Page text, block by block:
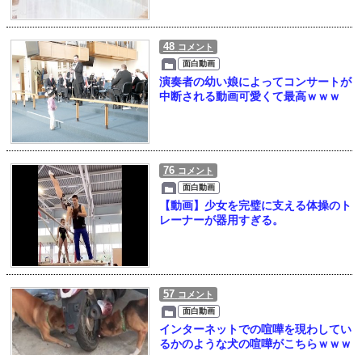
48 コメント
面白動画
演奏者の幼い娘によってコンサートが
中断される動画可愛くて最高ｗｗｗ
76 コメント
面白動画
【動画】少女を完璧に支える体操のト
レーナーが器用すぎる。
57 コメント
面白動画
インターネットでの喧嘩を現わしてい
るかのような犬の喧嘩がこちらｗｗｗ